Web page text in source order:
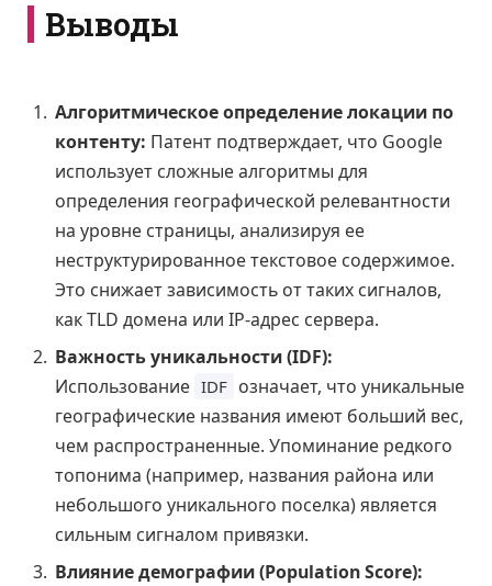
Выводы
Алгоритмическое определение локации по
контенту: Патент подтверждает, что Google
использует сложные алгоритмы для
определения географической релевантности
на уровне страницы, анализируя ее
неструктурированное текстовое содержимое.
Это снижает зависимость от таких сигналов,
как TLD домена или IP-адрес сервера.
Важность уникальности (IDF):
Использование IDF означает, что уникальные
географические названия имеют больший вес,
чем распространенные. Упоминание редкого
топонима (например, названия района или
небольшого уникального поселка) является
сильным сигналом привязки.
Влияние демографии (Population Score):